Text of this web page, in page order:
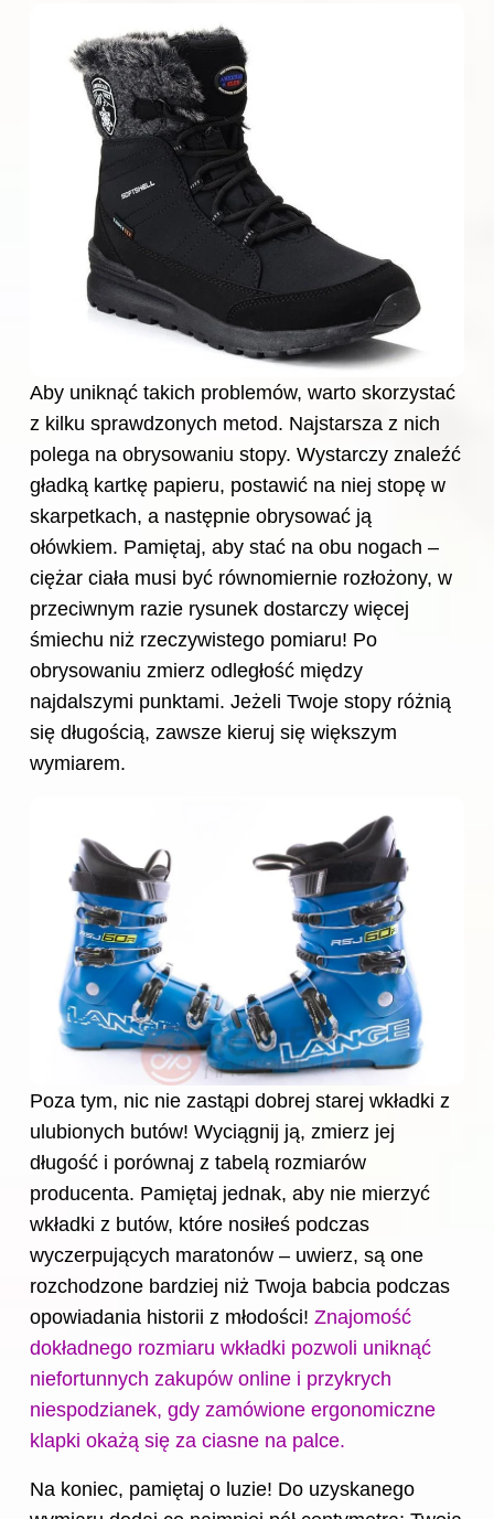
Aby uniknąć takich problemów, warto skorzystać
z kilku sprawdzonych metod. Najstarsza z nich
polega na obrysowaniu stopy. Wystarczy znaleźć
gładką kartkę papieru, postawić na niej stopę w
skarpetkach, a następnie obrysować ją
ołówkiem. Pamiętaj, aby stać na obu nogach –
ciężar ciała musi być równomiernie rozłożony, w
przeciwnym razie rysunek dostarczy więcej
śmiechu niż rzeczywistego pomiaru! Po
obrysowaniu zmierz odległość między
najdalszymi punktami. Jeżeli Twoje stopy różnią
się długością, zawsze kieruj się większym
wymiarem.
Poza tym, nic nie zastąpi dobrej starej wkładki z
ulubionych butów! Wyciągnij ją, zmierz jej
długość i porównaj z tabelą rozmiarów
producenta. Pamiętaj jednak, aby nie mierzyć
wkładki z butów, które nosiłeś podczas
wyczerpujących maratonów – uwierz, są one
rozchodzone bardziej niż Twoja babcia podczas
opowiadania historii z młodości! Znajomość
dokładnego rozmiaru wkładki pozwoli uniknąć
niefortunnych zakupów online i przykrych
niespodzianek, gdy zamówione ergonomiczne
klapki okażą się za ciasne na palce.
Na koniec, pamiętaj o luzie! Do uzyskanego